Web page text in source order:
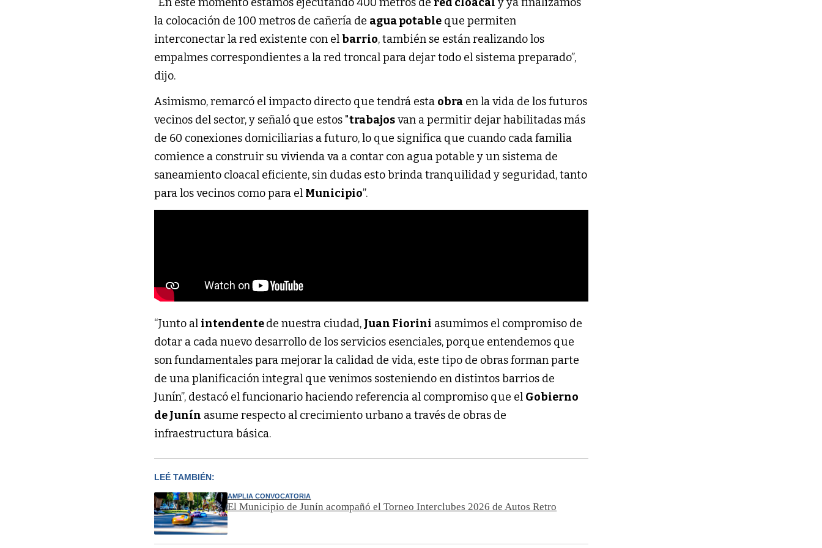
la colocación de 100 metros de cañería de agua potable que permiten
interconectar la red existente con elbarrio, también se están realizando los
empalmes correspondientes a la red troncal para dejar todo el sistema preparado”,
dijo.
Asimismo, remarcó el impacto directo que tendrá esta obra en la vida de los futuros
vecinos del sector, y señaló que estos "trabajosvan a permitir dejar habilitadas más
de 60 conexiones domiciliarias a futuro, lo que significa que cuando cada familia
comience a construir su vivienda va a contar con agua potable y un sistema de
saneamiento cloacal eficiente, sin dudas esto brinda tranquilidad y seguridad, tanto
para los vecinos como para el Municipio”.
“Junto al intendentede nuestra ciudad, Juan Fiorini asumimos el compromiso de
dotar a cada nuevo desarrollo de los servicios esenciales, porque entendemos que
son fundamentales para mejorar la calidad de vida, este tipo de obras forman parte
de una planificación integral que venimos sosteniendo en distintos barrios de
Junín”, destacó el funcionario haciendo referencia al compromiso que el Gobierno
de Junín asume respecto al crecimiento urbano a través de obras de
infraestructura básica.
LEÉ TAMBIÉN:
AMPLIA CONVOCATORIA
El Municipio de Junín acompañó el Torneo Interclubes 2026 de Autos Retro